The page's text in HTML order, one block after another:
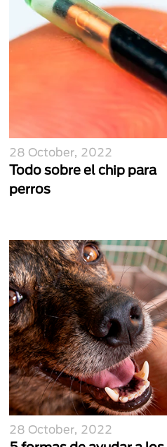
28 October, 2022
Todo sobre el chip para
perros
28 October, 2022